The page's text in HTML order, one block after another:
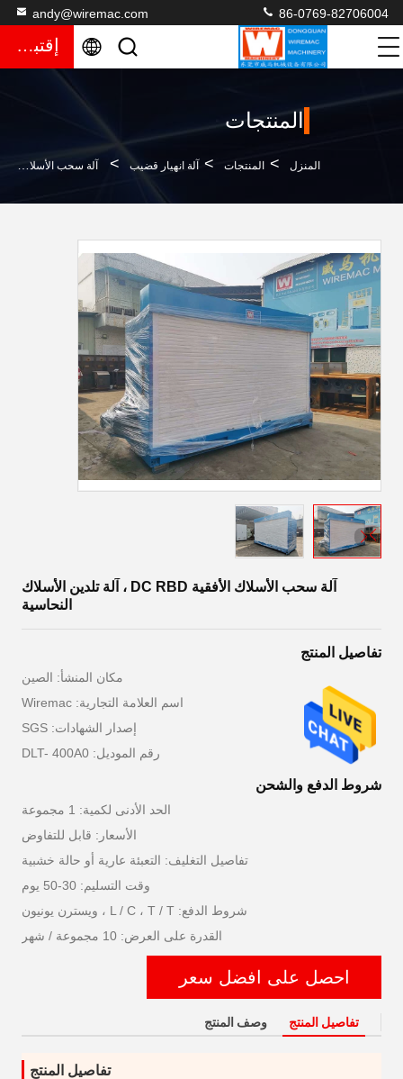
andy@wiremac.com 86-0769-82706004
إقتباس
المنتجات
المنزل > المنتجات > آلة انهيار قضيب > آلة سحب الأسلاك الأفقية DC RBD ، آلة تلدين الأسلاك النحاسية
آلة سحب الأسلاك الأفقية DC RBD ، آلة تلدين الأسلاك
النحاسية
تفاصيل المنتج
مكان المنشأ: الصين
اسم العلامة التجارية: Wiremac
إصدار الشهادات: SGS
رقم الموديل: DLT- 400A0
شروط الدفع والشحن
الحد الأدنى لكمية: 1 مجموعة
الأسعار: قابل للتفاوض
تفاصيل التغليف: التعبئة عارية أو حالة خشبية
وقت التسليم: 30-50 يوم
شروط الدفع: L / C ، T / T ، ويسترن يونيون
القدرة على العرض: 10 مجموعة / شهر
احصل على افضل سعر
تفاصيل المنتج وصف المنتج
تفاصيل المنتج